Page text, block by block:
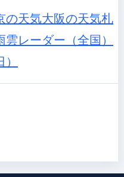
の天気大阪の天気札
雲レーダー（全国）